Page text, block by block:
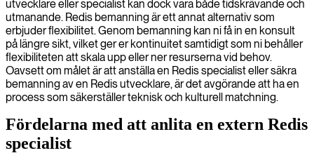
utvecklare eller specialist kan dock vara både tidskrävande och
utmanande. Redis bemanning är ett annat alternativ som
erbjuder flexibilitet. Genom bemanning kan ni få in en konsult
på längre sikt, vilket ger er kontinuitet samtidigt som ni behåller
flexibiliteten att skala upp eller ner resurserna vid behov.
Oavsett om målet är att anställa en Redis specialist eller säkra
bemanning av en Redis utvecklare, är det avgörande att ha en
process som säkerställer teknisk och kulturell matchning.
Fördelarna med att anlita en extern Redis
specialist